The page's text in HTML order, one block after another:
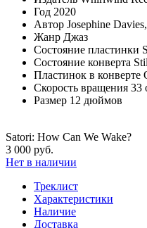
Год 2020
Автор Josephine
Жанр Джаз
Состояние пластинки
Состояние конверта
Пластинок в конверте
Скорость вращения 33
Размер 12 дюймов
Satori: How Can We Wake?
3 000 руб.
Нет в наличии
Треклист
Характеристики
Наличие
Доставка